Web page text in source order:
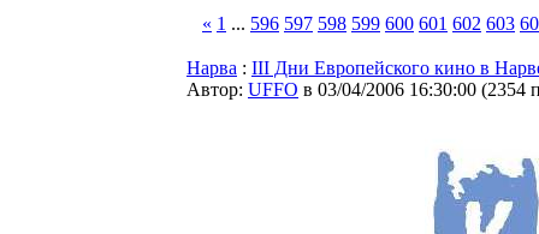
« 1 ... 596 597 598 599 600 601 602 603
Нарва : III Дни Европейского кино в
Автор: UFFO в 03/04/2006 16:30:00 (2354